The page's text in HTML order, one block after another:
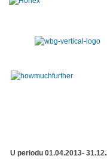
U periodu 01.04.2013-